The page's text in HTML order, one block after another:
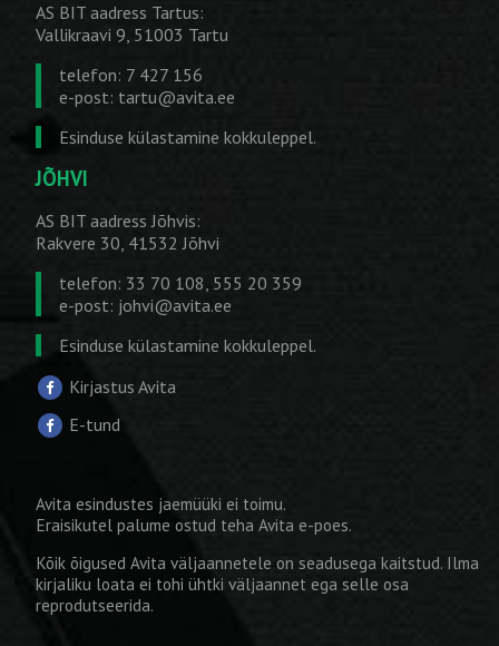
AS BIT aadress Tartus:
Vallikraavi 9, 51003 Tartu
telefon: 7 427 156
e-post: tartu@avita.ee
Esinduse külastamine kokkuleppel.
JÕHVI
AS BIT aadress Jõhvis:
Rakvere 30, 41532 Jõhvi
telefon: 33 70 108, 555 20 359
e-post: johvi@avita.ee
Esinduse külastamine kokkuleppel.
Kirjastus Avita
E-tund
Avita esindustes jaemüüki ei toimu.
Eraisikutel palume ostud teha Avita e-poes.
Kõik õigused Avita väljaannetele on seadusega kaitstud. Ilma
kirjaliku loata ei tohi ühtki väljaannet ega selle osa
reprodutseerida.